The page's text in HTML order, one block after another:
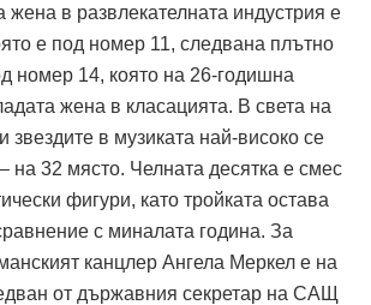
жена в развлекателната индустрия е
е под номер 11, следвана плътно
номер 14, която на 26-годишна
жена в класацията. В света на
звездите в музиката най-високо се
на 32 място. Челната десятка е смес
фигури, като тройката остава
с миналата година. За
канцлер Ангела Меркел е на
от държавния секретар на САЩ